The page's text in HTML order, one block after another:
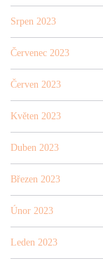
Srpen 2023
Červenec 2023
Červen 2023
Květen 2023
Duben 2023
Březen 2023
Únor 2023
Leden 2023